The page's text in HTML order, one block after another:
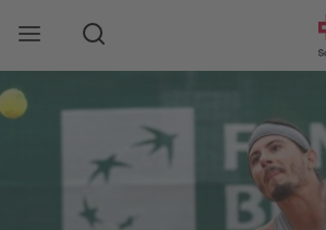
Mobile Navigation öffnen
Suche